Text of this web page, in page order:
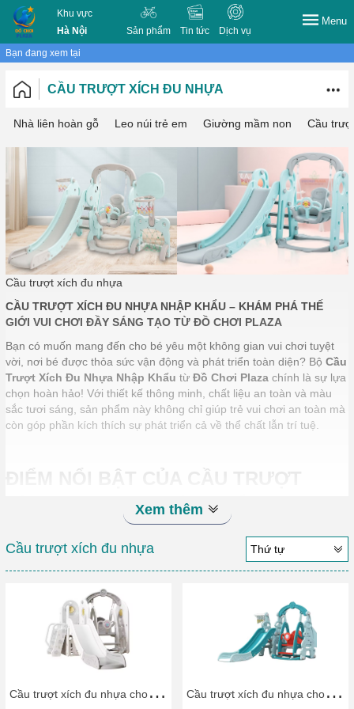
Khu vực
Hà Nội
Sản phẩm Tin tức Dịch vụ
Menu
Bạn đang xem tại
CẦU TRƯỢT XÍCH ĐU NHỰA
Nhà liên hoàn gỗ Leo núi trẻ em Giường mầm non Cầu
Cầu trượt xích đu nhựa
CẦU TRƯỢT XÍCH ĐU NHỰA NHẬP KHẨU – KHÁM PHÁ THẾ
GIỚI VUI CHƠI ĐẦY SÁNG TẠO TỪ ĐỒ CHƠI PLAZA
Bạn có muốn mang đến cho bé yêu một không gian vui chơi tuyệt
vời, nơi bé được thỏa sức vận động và phát triển toàn diện? Bộ Cầu
Trượt Xích Đu Nhựa Nhập Khẩu từ Đồ Chơi Plaza chính là sự lựa
chọn hoàn hảo! Với thiết kế thông minh, chất liệu an toàn và màu
sắc tươi sáng, sản phẩm này không chỉ giúp trẻ vui chơi an toàn mà
còn góp phần kích thích sự phát triển cả về thể chất lẫn trí tuệ.
XÍCH ĐU NHỰA NHẬP KHẨU
Kết hợp hài hòa giữa cầu trượt, xích đu và khung leo trèo,
mang đến trải nghiệm chơi đa dạng và thú vị cho bé.
Kích thước tối ưu, phù hợp với trẻ nhỏ từ 1-8 tuổi, giúp trẻ tận
hưởng từng phút giây vận động.
Họa tiết đáng yêu, màu sắc rực rỡ, kích thích trí tưởng tượng
và hứng khởi khi chơi.
Chất liệu nhựa cao cấp, an toàn tuyệt đối
chứa BPA hay các chất độc hại, đảm bảo an toàn cho bé.
Xem thêm
Cầu trượt xích đu nhựa Thứ tự
C
ầu trượt xích đu nhựa cho bé CTXDN15_ Dochoikinhbac C
ầu trượt xích đu nhựa cho bé CTXDN14_ Dochoikinhbac